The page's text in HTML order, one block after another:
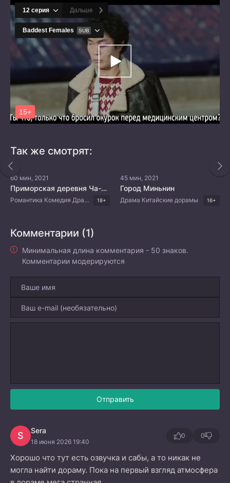
Так же смотрят:
60 мин, 2021
Приморская деревня Ча-ча-ча
Романтика Комедия Драма Корейские дорамы 18+
45 мин, 2021
Город Миньнин
Драма Китайские дорамы 16+
Комментарии (1)
Минимальная длина комментария - 50 знаков.
Комментарии модерируются
Отправить
S Sera
18 июня 2026 19:40
0 0
Хорошо что тут есть озвучка и сабы, а то никак не
могла найти дораму. Пока на первый взгляд атмосфера